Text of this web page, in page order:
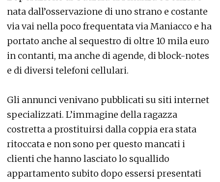
nata dall’osservazione di uno strano e costante
via vai nella poco frequentata via Maniacco e ha
portato anche al sequestro di oltre 10 mila euro
in contanti, ma anche di agende, di block-notes
e di diversi telefoni cellulari.
Gli annunci venivano pubblicati su siti internet
specializzati. L’immagine della ragazza
costretta a prostituirsi dalla coppia era stata
ritoccata e non sono per questo mancati i
clienti che hanno lasciato lo squallido
appartamento subito dopo essersi presentati